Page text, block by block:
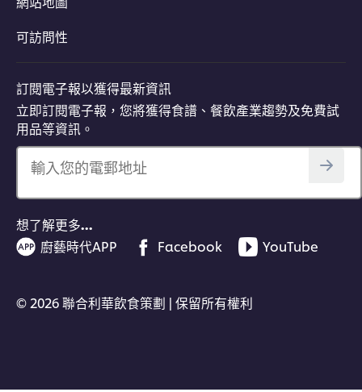
可訪問性
訂閱電子報以獲得最新資訊
立即訂閱電子報，您將獲得食譜、餐飲產業趨勢及免費試
用品等資訊。
輸入您的電郵地址
想了解更多…
廚藝時代APP
Facebook YouTube
© 2026 聯合利華飲食策劃 | 保留所有權利